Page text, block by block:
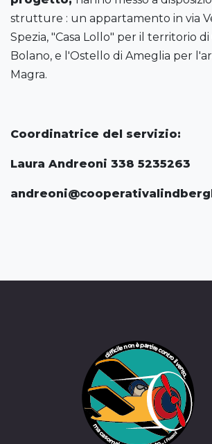
strutture : un appartamento in via
Spezia, "Casa Lollo" per il territorio di
Bolano, e l'Ostello di Ameglia per
Magra.
Coordinatrice del servizio:
Laura Andreoni 338 5235263